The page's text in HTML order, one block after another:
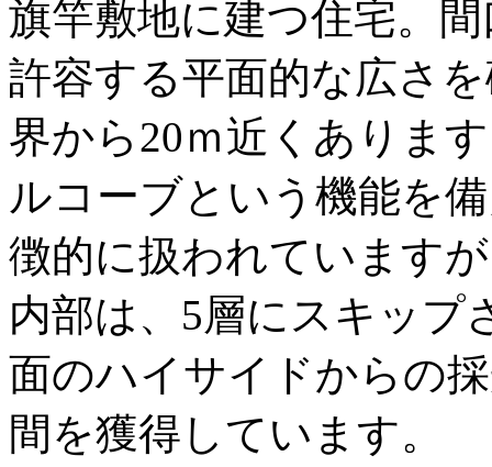
旗竿敷地に建つ住宅。
許容する平面的な広さ
界から20ｍ近くありま
ルコーブという機能を
徴的に扱われています
内部は、5層にスキップ
面のハイサイドからの
間を獲得しています。